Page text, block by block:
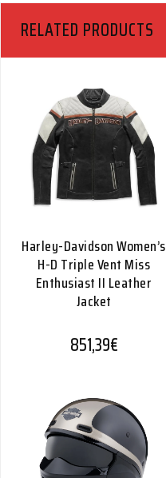
RELATED PRODUCTS
Harley-Davidson Women’s
H-D Triple Vent Miss
Enthusiast II Leather
Jacket
851,39€